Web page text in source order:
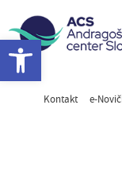
Kontakt e-
Open toolbar